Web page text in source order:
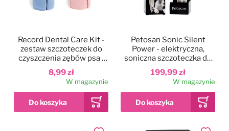
8,99 zł
Record Dental Care Kit -
zestaw szczoteczek do
czyszczenia zębów psa i
kota
W magazynie
199,99 zł
Petosan Sonic Silent
Power - elektryczna,
soniczna szczoteczka do
zębów dla psa, z podwójną
głowicą
W magazynie